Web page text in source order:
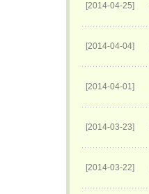
[2014-04-25]
[2014-04-04]
[2014-04-01]
[2014-03-23]
[2014-03-22]